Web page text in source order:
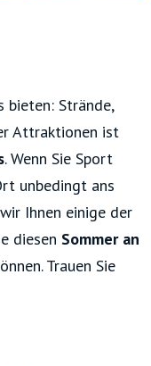
bieten: Strände,
Attraktionen ist
. Wenn Sie Sport
unbedingt ans
Ihnen einige der
diesen Sommer an
Trauen Sie